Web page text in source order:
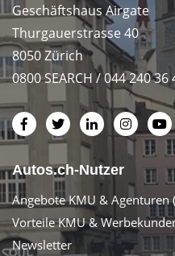
Geschäftshaus Airgate
Thurgauerstrasse 40
8050 Zürich
0800 SEARCH / 044 240 36
Autos.ch-Nutzer
Angebote KMU & Agenturen
Vorteile KMU &
Newsletter